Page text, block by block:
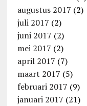
augustus 2017 (2)
juli 2017 (2)
juni 2017 (2)
mei 2017 (2)
april 2017 (7)
maart 2017 (5)
februari 2017 (9)
januari 2017 (21)